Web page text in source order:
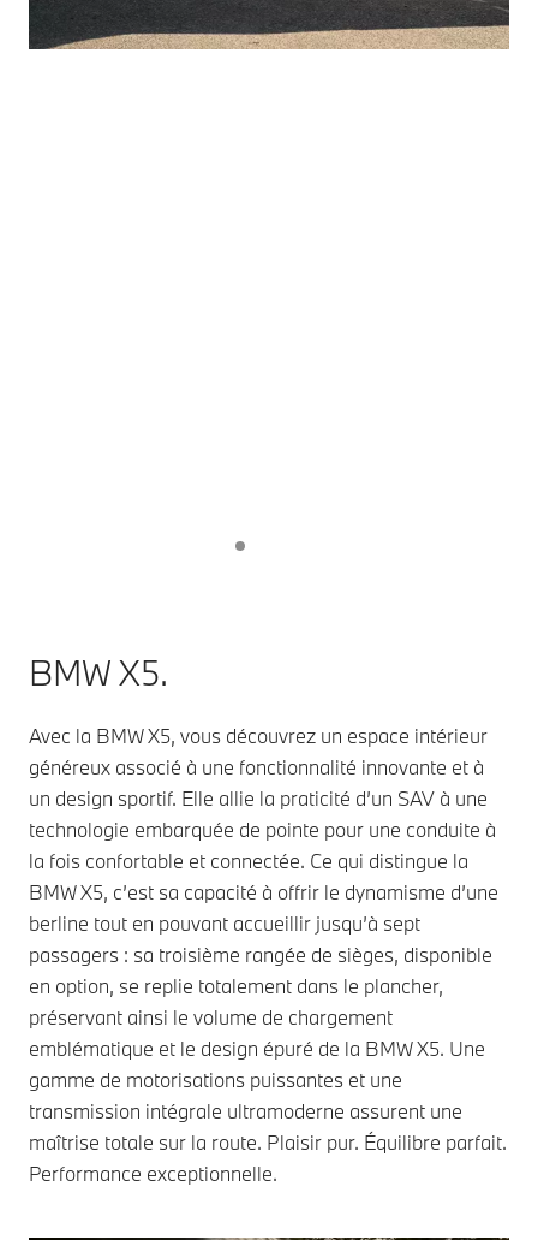
BMW X5.
Avec la BMW X5, vous découvrez un espace intérieur
généreux associé à une fonctionnalité innovante et à
un design sportif. Elle allie la praticité d’un SAV à une
technologie embarquée de pointe pour une conduite à
la fois confortable et connectée. Ce qui distingue la
BMW X5, c’est sa capacité à offrir le dynamisme d’une
berline tout en pouvant accueillir jusqu’à sept
passagers : sa troisième rangée de sièges, disponible
en option, se replie totalement dans le plancher,
préservant ainsi le volume de chargement
emblématique et le design épuré de la BMW X5. Une
gamme de motorisations puissantes et une
transmission intégrale ultramoderne assurent une
maîtrise totale sur la route. Plaisir pur. Équilibre parfait.
Performance exceptionnelle.